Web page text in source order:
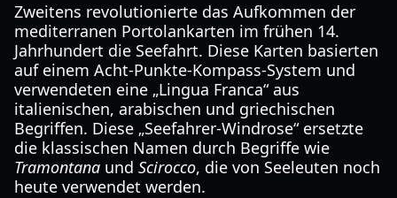
Zweitens revolutionierte das Aufkommen der
mediterranen Portolankarten im frühen 14.
Jahrhundert die Seefahrt. Diese Karten basierten
auf einem Acht-Punkte-Kompass-System und
verwendeten eine „Lingua Franca“ aus
italienischen, arabischen und griechischen
Begriffen. Diese „Seefahrer-Windrose“ ersetzte
die klassischen Namen durch Begriffe wie
Tramontana und Scirocco, die von Seeleuten noch
heute verwendet werden.